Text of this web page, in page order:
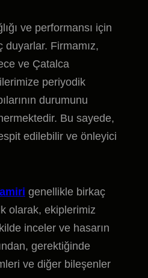
ve performansı için
duyarlar. Firmamız,
ve Çatalca
periyodik
durumunu
Bu sayede,
edilebilir ve önleyici
genellikle birkaç
olarak, ekiplerimiz
inceler ve hasarın
gerektiğinde
ve diğer bileşenler